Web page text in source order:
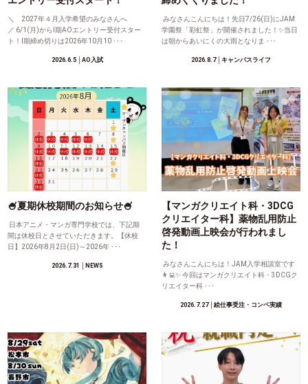
＼ 2027年４月入学希望のみなさんへ
／ 6/1(月)からⅠ期AOエントリー受付スター
ト！Ⅰ期締め切りは2026年10月10 ･･･
2026.6.5│AO入試
みなさんこんにちは！先日7/26(日)にJAM
学園祭「彩虹祭」が開催されました！✨当日
は朝からあいにくの大雨となりま ･･･
2026.8.7│キャンパスライフ
🍧夏期休校期間のお知らせ🍧
日本アニメ・マンガ専門学校では、下記期
間は休校日とさせていただきます。【休校
日】2026年8月2日(日)～2026年 ･･･
2026.7.31 │NEWS
【マンガクリエイト科・3DCG
クリエイター科】薬物乱用防止
啓発動画上映会が行われまし
た！
みなさんこんにちは！JAM入学相談室です
👩‍💻✨ 今回はマンガクリエイト科・3DCGク
リエイター科 ･･･
2026.7.27│絵仕事受注・コンペ実績